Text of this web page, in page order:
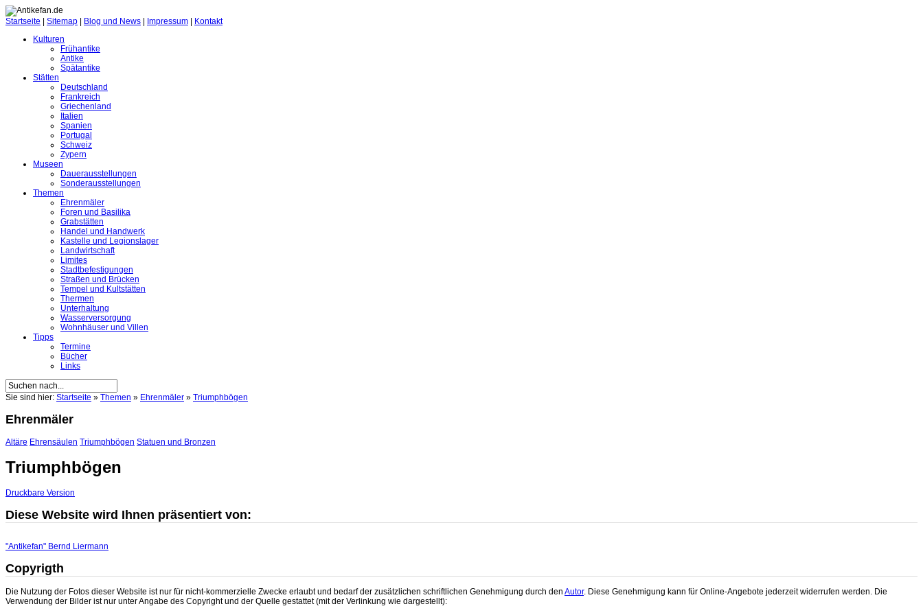
Startseite Sitemap Blog und News Impressum
Kontakt
Kulturen
Frühantike
Antike
Spätantike
Stätten
Deutschland
Frankreich
Griechenland
Italien
Spanien
Portugal
Schweiz
Zypern
Museen
Dauerausstellungen
Sonderausstellungen
Themen
Ehrenmäler
Foren und Basilika
Grabstätten
Handel und Handwerk
Kastelle und Legionslager
Landwirtschaft
Limites
Stadtbefestigungen
Straßen und Brücken
Tempel und Kultstätten
Thermen
Unterhaltung
Wasserversorgung
Wohnhäuser und Villen
Tipps
Termine
Bücher
Links
Sie sind hier: Startseite » Themen » Ehrenmäler » Triumphbögen
Ehrenmäler
Altäre Ehrensäulen Triumphbögen Statuen und Bronzen
Triumphbögen
Druckbare Version
Diese Website wird Ihnen präsentiert von:
"Antikefan" Bernd Liermann
Copyrigth
Die Nutzung der Fotos dieser Website ist nur für nicht-kommerzielle Zwecke erlaubt und bedarf der zusätzlichen schriftlichen Genehmigung durch den Autor. Diese Genehmigung kann für Online-Angebote jederzeit widerrufen werden. Die
Verwendung der Bilder ist nur unter Angabe des Copyright und der Quelle gestattet (mit der Verlinkung wie dargestellt):